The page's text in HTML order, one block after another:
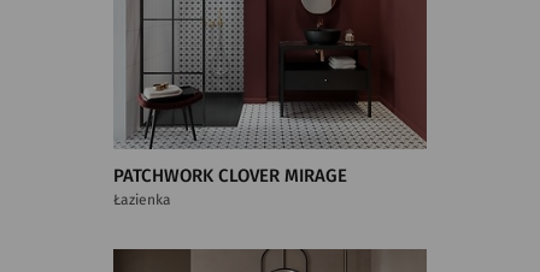
PATCHWORK CLOVER MIRAGE
Łazienka